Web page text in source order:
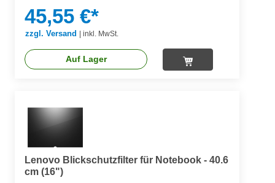
45,55 €*
zzgl. Versand inkl. MwSt.
Auf Lager
Lenovo Blickschutzfilter für Notebook - 40.6
cm (16")